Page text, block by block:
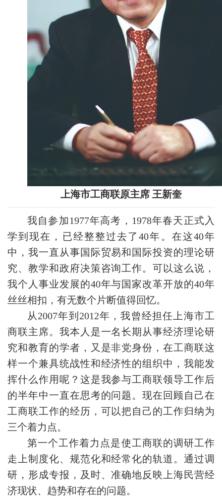
上海市工商联原主席 王新奎
我自参加1977年高考，1978年春天正式入
学到现在，已经整整过去了40年。在这40年
中，我一直从事国际贸易和国际投资的理论研
究、教学和政府决策咨询工作。可以这么说，
我个人事业发展的40年与国家改革开放的40年
丝丝相扣，有无数个片断值得回忆。
从2007年到2012年，我曾经担任上海市工
商联主席。我本人是一名长期从事经济理论研
究和教育的学者，又是非党身份，在工商联这
样一个兼具统战性和经济性的组织中，我能发
挥什么作用呢？这是我参与工商联领导工作后
的半年中一直在思考的问题。现在回顾自己在
工商联工作的经历，可以把自己的工作归纳为
三个着力点。
第一个工作着力点是使工商联的调研工作
走上制度化、规范化和经常化的轨道。通过调
研，形成专报，及时、准确地反映上海民营经
济现状、趋势和存在的问题。